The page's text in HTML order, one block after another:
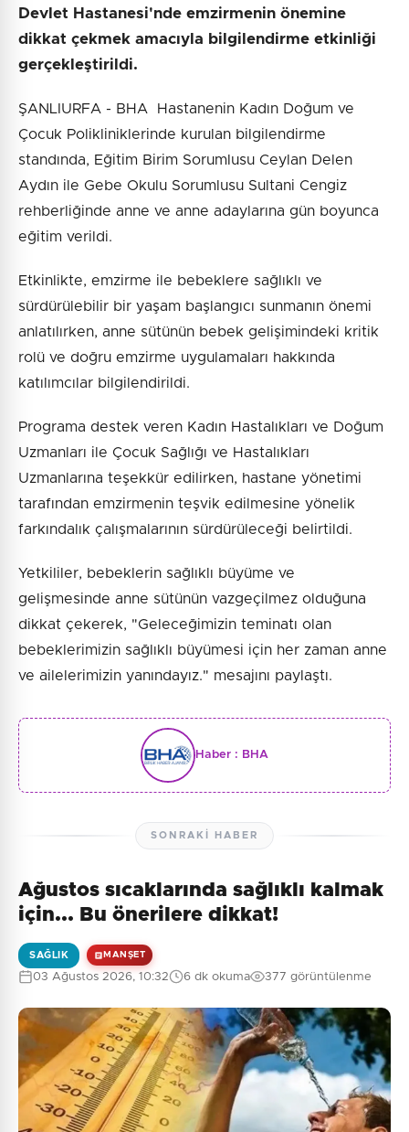
Devlet Hastanesi'nde emzirmenin önemine
dikkat çekmek amacıyla bilgilendirme etkinliği
gerçekleştirildi.
ŞANLIURFA - BHA Hastanenin Kadın Doğum ve
Çocuk Polikliniklerinde kurulan bilgilendirme
standında, Eğitim Birim Sorumlusu Ceylan Delen
Aydın ile Gebe Okulu Sorumlusu Sultani Cengiz
rehberliğinde anne ve anne adaylarına gün boyunca
eğitim verildi.
Etkinlikte, emzirme ile bebeklere sağlıklı ve
sürdürülebilir bir yaşam başlangıcı sunmanın önemi
anlatılırken, anne sütünün bebek gelişimindeki kritik
rolü ve doğru emzirme uygulamaları hakkında
katılımcılar bilgilendirildi.
Programa destek veren Kadın Hastalıkları ve Doğum
Uzmanları ile Çocuk Sağlığı ve Hastalıkları
Uzmanlarına teşekkür edilirken, hastane yönetimi
tarafından emzirmenin teşvik edilmesine yönelik
farkındalık çalışmalarının sürdürüleceği belirtildi.
Yetkililer, bebeklerin sağlıklı büyüme ve
gelişmesinde anne sütünün vazgeçilmez olduğuna
dikkat çekerek, "Geleceğimizin teminatı olan
bebeklerimizin sağlıklı büyümesi için her zaman anne
ve ailelerimizin yanındayız." mesajını paylaştı.
Haber : BHA
SONRAKI HABER
Ağustos sıcaklarında sağlıklı kalmak
için... Bu önerilere dikkat!
SAĞLIK MANŞET
03 Ağustos 2026, 10:32 6 dk okuma 377 görüntülenme